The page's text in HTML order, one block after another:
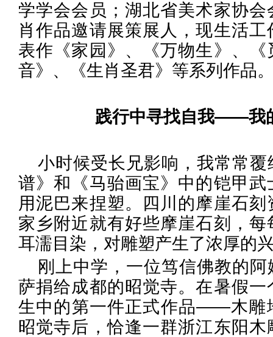
学学会会员；湖北省美术家协
肖作品邀请展策展人，现生活
表作《家园》、《万物生》、
音》、《生肖圣君》等系列作品
践行中寻找自我——我
小时候受长兄影响，我常常
谱》和《马骀画宝》中的铠甲
用泥巴来捏塑。四川的摩崖石
家乡附近就有好些摩崖石刻，
耳濡目染，对雕塑产生了浓厚的
刚上中学，一位笃信佛教的
萨捐给成都的昭觉寺。在暑假
生中的第一件正式作品——木雕
昭觉寺后，恰逢一群浙江东阳